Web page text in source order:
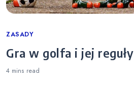
Categories
ZASADY
Gra w golfa i jej reguły
4 mins read